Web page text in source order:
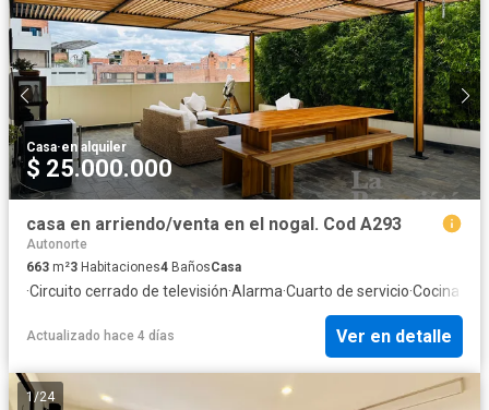
Casa·en alquiler
$ 25.000.000
casa en arriendo/venta en el nogal. Cod A293
Autonorte
663 m²3 Habitaciones4 BañosCasa
·Circuito cerrado de televisión·Alarma·Cuarto de servicio·Cocina
Actualizado hace 4 días Ver en detalle
1/24